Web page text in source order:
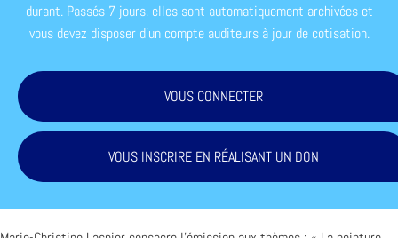
durant. Passés 7 jours, elles sont automatiquement archivées et
vous devez disposer d'un compte auditeurs à jour de cotisation.
VOUS CONNECTER
VOUS INSCRIRE EN RÉALISANT UN DON